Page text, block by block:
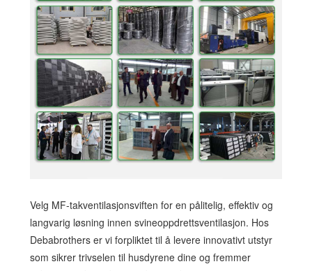
Velg MF-takventilasjonsviften for en pålitelig, effektiv og
langvarig løsning innen svineoppdrettsventilasjon. Hos
Debabrothers er vi forpliktet til å levere innovativt utstyr
som sikrer trivselen til husdyrene dine og fremmer